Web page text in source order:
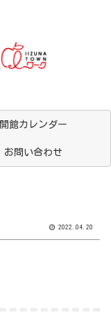
開館カレンダー
お問い合わせ
2022.04.20